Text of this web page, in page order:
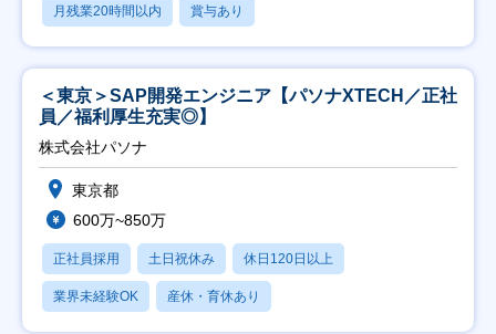
月残業20時間以内 賞与あり
＜東京＞SAP開発エンジニア【パソナXTECH／正社
員／福利厚生充実◎】
株式会社パソナ
東京都
600万~850万
正社員採用 土日祝休み 休日120日以上
業界未経験OK 産休・育休あり